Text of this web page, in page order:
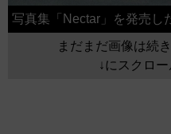
写真集「Nectar」を発売し
まだまだ画像は続
↓にスクロ